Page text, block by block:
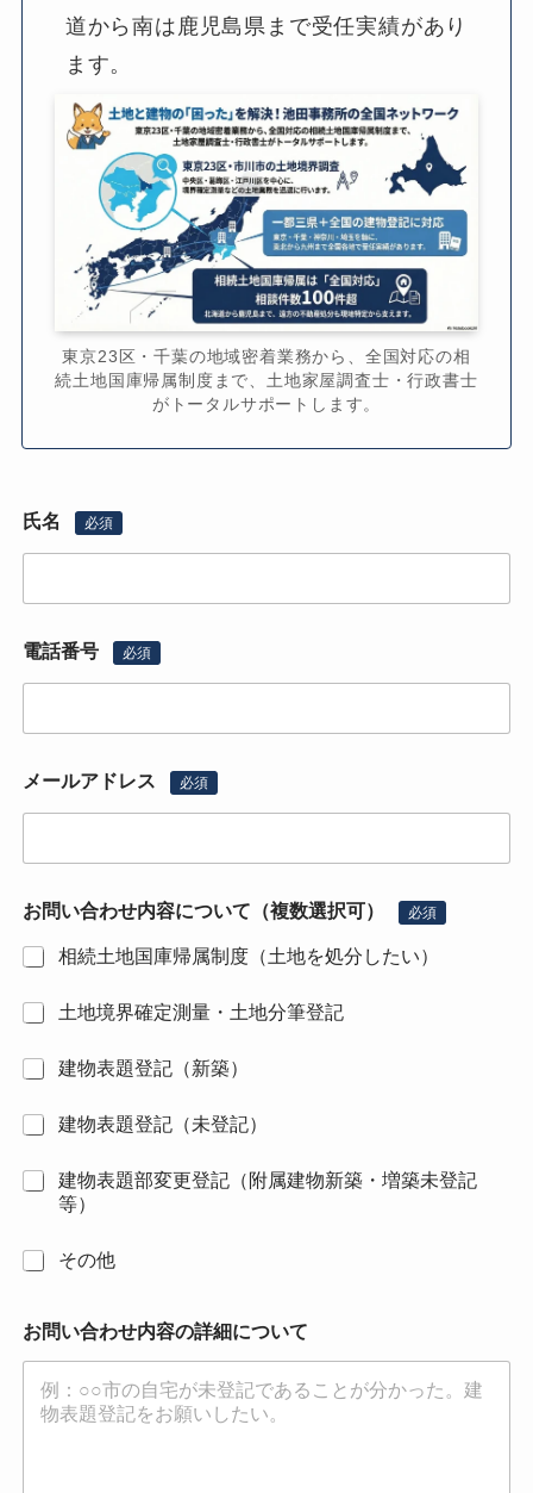
道から南は鹿児島県まで受任実績があり
ます。
東京23区・千葉の地域密着業務から、全国対応の相
続土地国庫帰属制度まで、土地家屋調査士・行政書士
がトータルサポートします。
氏名 必須
電話番号 必須
メールアドレス 必須
お問い合わせ内容について（複数選択可） 必須
相続土地国庫帰属制度（土地を処分したい）
土地境界確定測量・土地分筆登記
建物表題登記（新築）
建物表題登記（未登記）
建物表題部変更登記（附属建物新築・増築未登記
等）
その他
お問い合わせ内容の詳細について